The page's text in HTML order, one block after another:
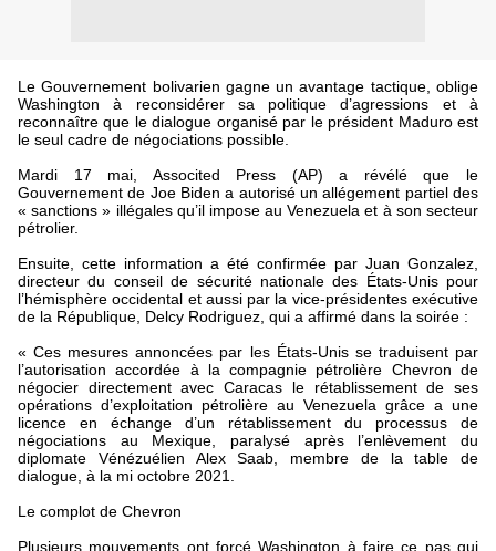
Le Gouvernement bolivarien gagne un avantage tactique, oblige
Washington à reconsidérer sa politique d’agressions et à
reconnaître que le dialogue organisé par le président Maduro est
le seul cadre de négociations possible.
Mardi 17 mai, Associted Press (AP) a révélé que le
Gouvernement de Joe Biden a autorisé un allégement partiel des
« sanctions » illégales qu’il impose au Venezuela et à son secteur
pétrolier.
Ensuite, cette information a été confirmée par Juan Gonzalez,
directeur du conseil de sécurité nationale des États-Unis pour
l’hémisphère occidental et aussi par la vice-présidentes exécutive
de la République, Delcy Rodriguez, qui a affirmé dans la soirée :
« Ces mesures annoncées par les États-Unis se traduisent par
l’autorisation accordée à la compagnie pétrolière Chevron de
négocier directement avec Caracas le rétablissement de ses
opérations d’exploitation pétrolière au Venezuela grâce a une
licence en échange d’un rétablissement du processus de
négociations au Mexique, paralysé après l’enlèvement du
diplomate Vénézuélien Alex Saab, membre de la table de
dialogue, à la mi octobre 2021.
Le complot de Chevron
Plusieurs mouvements ont forcé Washington à faire ce pas qui